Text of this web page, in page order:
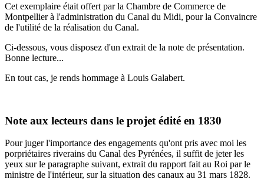
Cet exemplaire était offert par la Chambre de Commerce de
Montpellier à l'administration du Canal du Midi, pour la Convaincre
de l'utilité de la réalisation du Canal.
Ci-dessous, vous disposez d'un extrait de la note de présentation.
Bonne lecture...
En tout cas, je rends hommage à Louis Galabert.
Note aux lecteurs dans le projet édité en 1830
Pour juger l'importance des engagements qu'ont pris avec moi les
porpriétaires riverains du Canal des Pyrénées, il suffit de jeter les
yeux sur le paragraphe suivant, extrait du rapport fait au Roi par le
ministre de l'intérieur, sur la situation des canaux au 31 mars 1828.